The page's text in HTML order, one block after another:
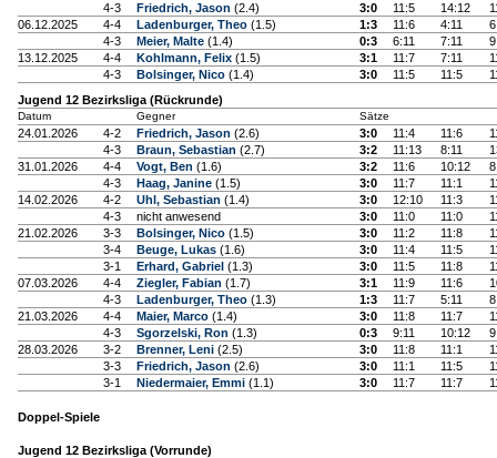
4-3
Friedrich, Jason (2.4) 3:0 11:5 14:12
06.12.2025
4-4 Ladenburger, Theo (1.5) 1:3 11:6 4:11
4-3
Meier, Malte (1.4) 0:3 6:11 7:11
13.12.2025
4-4 Kohlmann, Felix (1.5) 3:1 11:7 7:11
4-3
Bolsinger, Nico (1.4) 3:0 11:5 11:5
Jugend 12 Bezirksliga (Rückrunde)
Datum Gegner Sätze
24.01.2026 4-2 Friedrich, Jason (2.6) 3:0 11:4 11:6
4-3
Braun, Sebastian (2.7) 3:2 11:13 8:11
31.01.2026
4-4 Vogt, Ben (1.6) 3:2 11:6 10:12
4-3
Haag, Janine (1.5) 3:0 11:7 11:1
14.02.2026
4-2 Uhl, Sebastian (1.4) 3:0 12:10 11:3
4-3
nicht anwesend 3:0 11:0 11:0
21.02.2026
3-3 Bolsinger, Nico (1.5) 3:0 11:2 11:8
3-4
Beuge, Lukas (1.6) 3:0 11:4 11:5
3-1
Erhard, Gabriel (1.3) 3:0 11:5 11:8
07.03.2026
4-4 Ziegler, Fabian (1.7) 3:1 11:9 11:6
4-3
Ladenburger, Theo (1.3) 1:3 11:7 5:11
21.03.2026
4-4 Maier, Marco (1.4) 3:0 11:8 11:7
4-3
Sgorzelski, Ron (1.3) 0:3 9:11 10:12
28.03.2026
3-2 Brenner, Leni (2.5) 3:0 11:8 11:1
3-3
Friedrich, Jason (2.6) 3:0 11:1 11:5
3-1
Niedermaier, Emmi (1.1) 3:0 11:7 11:7
Doppel-Spiele
Jugend 12 Bezirksliga (Vorrunde)